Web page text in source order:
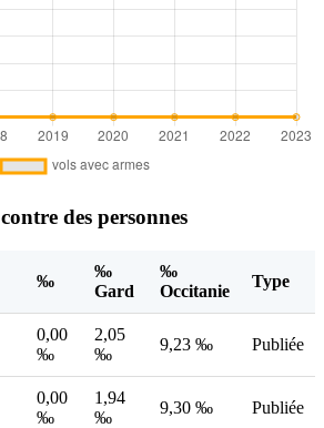
des personnes
‰
‰
Gard
‰
Occitanie
Type
0,00
‰
2,05
‰
9,23 ‰ Publiée
0,00
‰
1,94
‰
9,30 ‰ Publiée